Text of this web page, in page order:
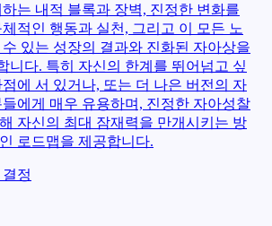
는 내적 블록과 장벽, 진정한 변화를
적인 행동과 실천, 그리고 이 모든 노
있는 성장의 결과와 진화된 자아상을
니다. 특히 자신의 한계를 뛰어넘고 싶
에 서 있거나, 또는 더 나은 버전의 자
에게 매우 유용하며, 진정한 자아성찰
자신의 최대 잠재력을 만개시키는 방
로드맵을 제공합니다.
정